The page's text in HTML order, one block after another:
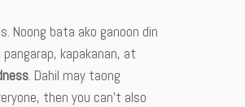
Noong bata ako ganoon din
kapakanan, at
. Dahil may taong
then you can’t also